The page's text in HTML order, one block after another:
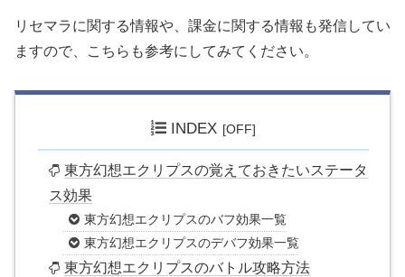
リセマラに関する情報や、課金に関する情報も発信してい
ますので、こちらも参考にしてみてください。
INDEX
東方幻想エクリプスの覚えておきたいステータ
ス効果
東方幻想エクリプスのバフ効果一覧
東方幻想エクリプスのデバフ効果一覧
東方幻想エクリプスのバトル攻略方法